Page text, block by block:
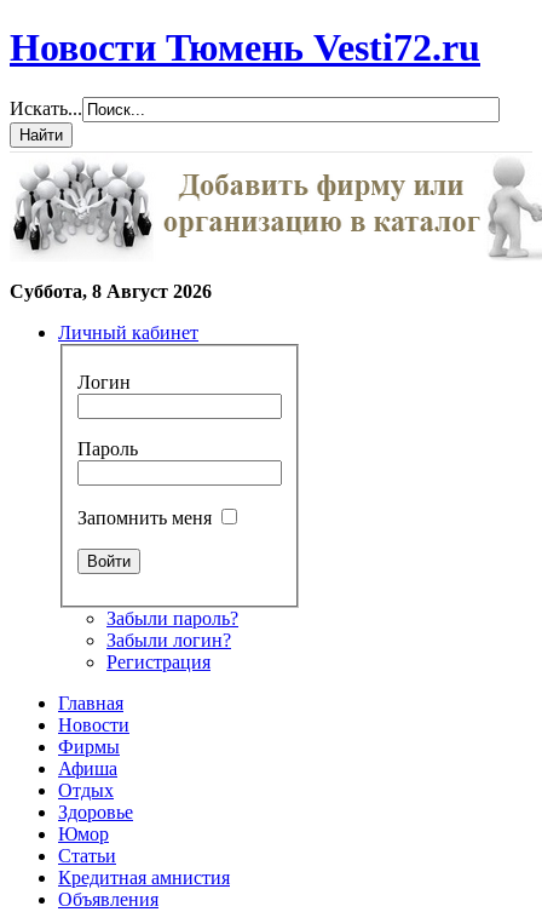
Новости Тюмень Vesti72.ru
Искать...
Суббота, 8 Август 2026
Личный кабинет
Логин
Пароль
Запомнить меня
Забыли пароль?
Забыли логин?
Регистрация
Главная
Новости
Фирмы
Афиша
Отдых
Здоровье
Юмор
Статьи
Кредитная амнистия
Объявления